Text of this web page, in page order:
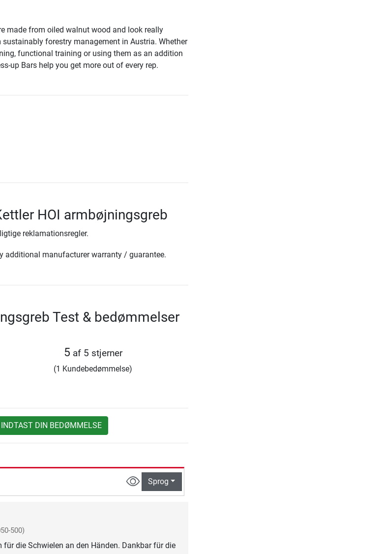
made from oiled walnut wood and look really
forestry management in Austria. Whether
functional training or using them as an addition
up Bars help you get more out of every rep.
HOI armbøjningsgreb
reklamationsregler.
additional manufacturer warranty / guarantee.
Test & bedømmelser
5 af 5 stjerner
(1 Kundebedømmelse)
INDTAST DIN BEDØMMELSE
Sprog
500)
für die Schwielen an den Händen. Dankbar für die